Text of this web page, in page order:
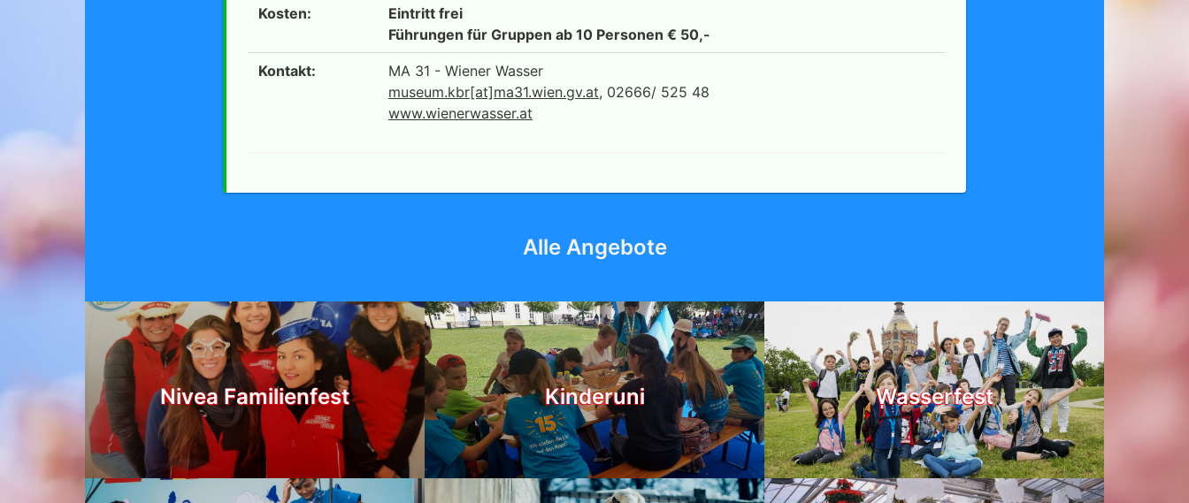
Kosten:
Eintritt frei
Führungen für Gruppen ab 10 Personen € 50,-
Kontakt:
MA 31 - Wiener Wasser
museum.kbr[at]ma31.wien.gv.at, 02666/ 525 48
www.wienerwasser.at
Alle Angebote
Nivea Familienfest Kinderuni Wasserfest